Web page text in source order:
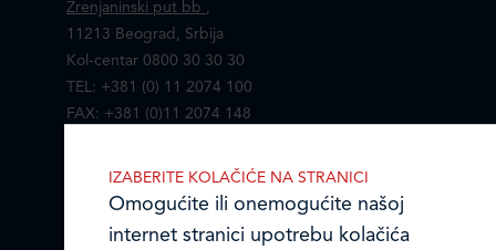
Zrenjaninski put bb ,
11213 Beograd, Srbija
Kol-centar 0800 30 30 30
TEL: +381 (0) 11 2074 100
FAX: +381 (0)11 2074 148
IZABERITE KOLAČIĆE NA STRANICI
Omogućite ili onemogućite našoj
internet stranici upotrebu kolačića